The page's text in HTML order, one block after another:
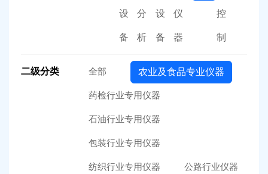
设
备
分
析
设
备
仪
器
控
制
二级分类 全部 农业及食品专业仪器
药检行业专用仪器
石油行业专用仪器
包装行业专用仪器
纺织行业专用仪器 公路行业仪器